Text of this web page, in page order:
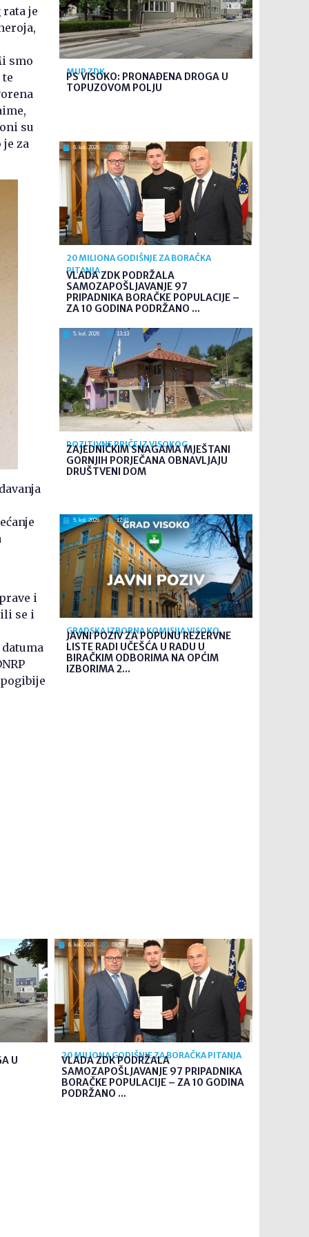
je
smo
su
za
i
se i
MUP ZDK
PS VISOKO: PRONAĐENA DROGA U
TOPUZOVOM POLJU
6. kol. 2026 09:59
20 MILIONA GODIŠNJE ZA BORAČKA
PITANJA
VLADA ZDK PODRŽALA
SAMOZAPOŠLJAVANJE 97
PRIPADNIKA BORAČKE POPULACIJE –
ZA 10 GODINA PODRŽANO ...
5. kol. 2026 13:13
POZITIVNE PRIČE IZ VISOKOG
ZAJEDNIČKIM SNAGAMA MJEŠTANI
GORNJIH PORJEČANA OBNAVLJAJU
DRUŠTVENI DOM
5. kol. 2026 12:41
GRADSKA IZBORNA KOMISIJA VISOKO
JAVNI POZIV ZA POPUNU REZERVNE
LISTE RADI UČEŠĆA U RADU U
BIRAČKIM ODBORIMA NA OPĆIM
IZBORIMA 2...
U
6. kol. 2026 09:59
20 MILIONA GODIŠNJE ZA BORAČKA PITANJA
VLADA ZDK PODRŽALA
SAMOZAPOŠLJAVANJE 97 PRIPADNIKA
BORAČKE POPULACIJE – ZA 10 GODINA
PODRŽANO ...